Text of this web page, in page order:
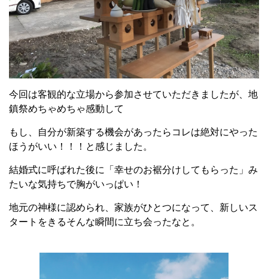
今回は客観的な立場から参加させていただきましたが、地
鎮祭めちゃめちゃ感動して
もし、自分が新築する機会があったらコレは絶対にやった
ほうがいい！！！と感じました。
結婚式に呼ばれた後に「幸せのお裾分けしてもらった」み
たいな気持ちで胸がいっぱい！
地元の神様に認められ、家族がひとつになって、新しいス
タートをきるそんな瞬間に立ち会ったなと。